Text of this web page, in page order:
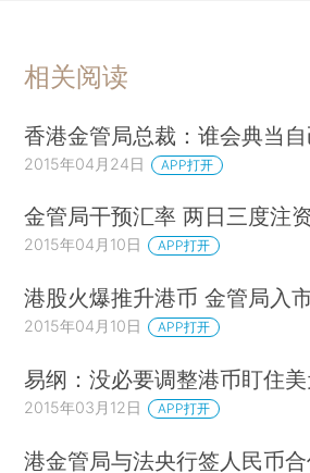
相关阅读
香港金管局总裁：谁会典当
2015年04月24日 APP打开
金管局干预汇率 两日三度注
2015年04月10日 APP打开
港股火爆推升港币 金管局入
2015年04月10日 APP打开
易纲：没必要调整港币盯住
2015年03月12日 APP打开
港金管局与法央行签人民币